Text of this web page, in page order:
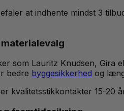
at indhente mindst 3
som Lauritz Knudsen, Gira
bedre byggesikkerhed og
kvalitetsstikkontakter 15-